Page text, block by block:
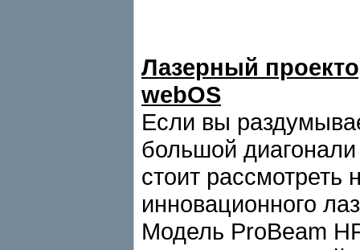
Лазерный
webOS
Если вы
большой
стоит рассмотреть
инновационного
Модель ProBeam